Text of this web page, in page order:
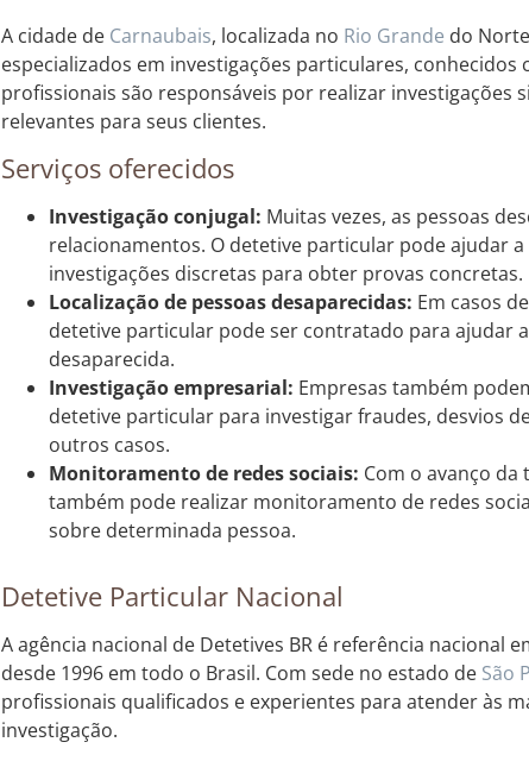
A cidade de Carnaubais, localizada no Rio Grande do
especializados em investigações particulares, conhecidos
profissionais são responsáveis por realizar investigações
relevantes para seus clientes.
Serviços oferecidos
Investigação conjugal: Muitas vezes, as pessoas
relacionamentos. O detetive particular pode ajudar
investigações discretas para obter provas concretas.
Localização de pessoas desaparecidas: Em casos
detetive particular pode ser contratado para ajudar
desaparecida.
Investigação empresarial: Empresas também
detetive particular para investigar fraudes, desvios
outros casos.
Monitoramento de redes sociais: Com o avanço
também pode realizar monitoramento de redes
sobre determinada pessoa.
Detetive Particular Nacional
A agência nacional de Detetives BR é referência nacional
desde 1996 em todo o Brasil. Com sede no estado de São
profissionais qualificados e experientes para atender às
investigação.